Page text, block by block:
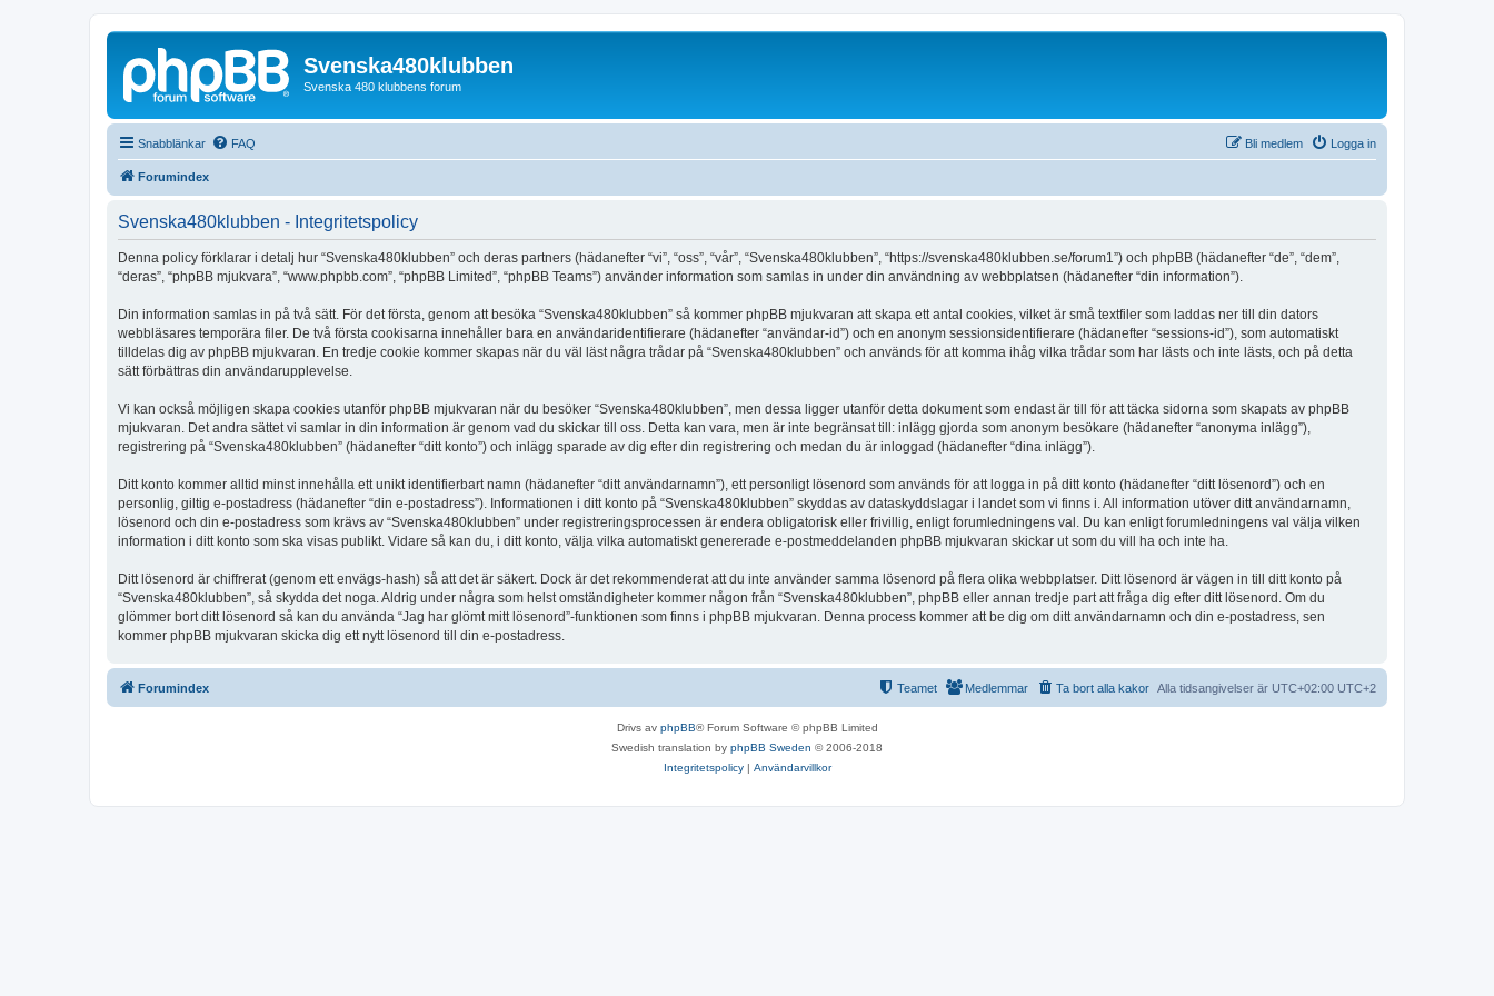
Svenska480klubben
Svenska 480 klubbens forum
Snabblänkar FAQ Logga in
Bli medlem
Forumindex
Svenska480klubben - Integritetspolicy
Denna policy förklarar i detalj hur “Svenska480klubben” och deras partners (hädanefter “vi”, “oss”, “vår”, “Svenska480klubben”, “https://svenska480klubben.se/forum1”) och phpBB (hädanefter “de”, “dem”,
“deras”, “phpBB mjukvara”, “www.phpbb.com”, “phpBB Limited”, “phpBB Teams”) använder information som samlas in under din användning av webbplatsen (hädanefter “din information”).
Din information samlas in på två sätt. För det första, genom att besöka “Svenska480klubben” så kommer phpBB mjukvaran att skapa ett antal cookies, vilket är små textfiler som laddas ner till din dators
webbläsares temporära filer. De två första cookisarna innehåller bara en användaridentifierare (hädanefter “användar-id”) och en anonym sessionsidentifierare (hädanefter “sessions-id”), som automatiskt
tilldelas dig av phpBB mjukvaran. En tredje cookie kommer skapas när du väl läst några trådar på “Svenska480klubben” och används för att komma ihåg vilka trådar som har lästs och inte lästs, och på detta
sätt förbättras din användarupplevelse.
Vi kan också möjligen skapa cookies utanför phpBB mjukvaran när du besöker “Svenska480klubben”, men dessa ligger utanför detta dokument som endast är till för att täcka sidorna som skapats av phpBB
mjukvaran. Det andra sättet vi samlar in din information är genom vad du skickar till oss. Detta kan vara, men är inte begränsat till: inlägg gjorda som anonym besökare (hädanefter “anonyma inlägg”),
registrering på “Svenska480klubben” (hädanefter “ditt konto”) och inlägg sparade av dig efter din registrering och medan du är inloggad (hädanefter “dina inlägg”).
Ditt konto kommer alltid minst innehålla ett unikt identifierbart namn (hädanefter “ditt användarnamn”), ett personligt lösenord som används för att logga in på ditt konto (hädanefter “ditt lösenord”) och en
personlig, giltig e-postadress (hädanefter “din e-postadress”). Informationen i ditt konto på “Svenska480klubben” skyddas av dataskyddslagar i landet som vi finns i. All information utöver ditt användarnamn,
lösenord och din e-postadress som krävs av “Svenska480klubben” under registreringsprocessen är endera obligatorisk eller frivillig, enligt forumledningens val. Du kan enligt forumledningens val välja vilken
information i ditt konto som ska visas publikt. Vidare så kan du, i ditt konto, välja vilka automatiskt genererade e-postmeddelanden phpBB mjukvaran skickar ut som du vill ha och inte ha.
Ditt lösenord är chiffrerat (genom ett envägs-hash) så att det är säkert. Dock är det rekommenderat att du inte använder samma lösenord på flera olika webbplatser. Ditt lösenord är vägen in till ditt konto på
“Svenska480klubben”, så skydda det noga. Aldrig under några som helst omständigheter kommer någon från “Svenska480klubben”, phpBB eller annan tredje part att fråga dig efter ditt lösenord. Om du
glömmer bort ditt lösenord så kan du använda “Jag har glömt mitt lösenord”-funktionen som finns i phpBB mjukvaran. Denna process kommer att be dig om ditt användarnamn och din e-postadress, sen
kommer phpBB mjukvaran skicka dig ett nytt lösenord till din e-postadress.
Forumindex Alla tidsangivelser är UTC+02:00 UTC+2
Ta bort alla kakor
Medlemmar
Teamet
Drivs av phpBB® Forum Software © phpBB Limited
Swedish translation by phpBB Sweden © 2006-2018
Integritetspolicy| Användarvillkor